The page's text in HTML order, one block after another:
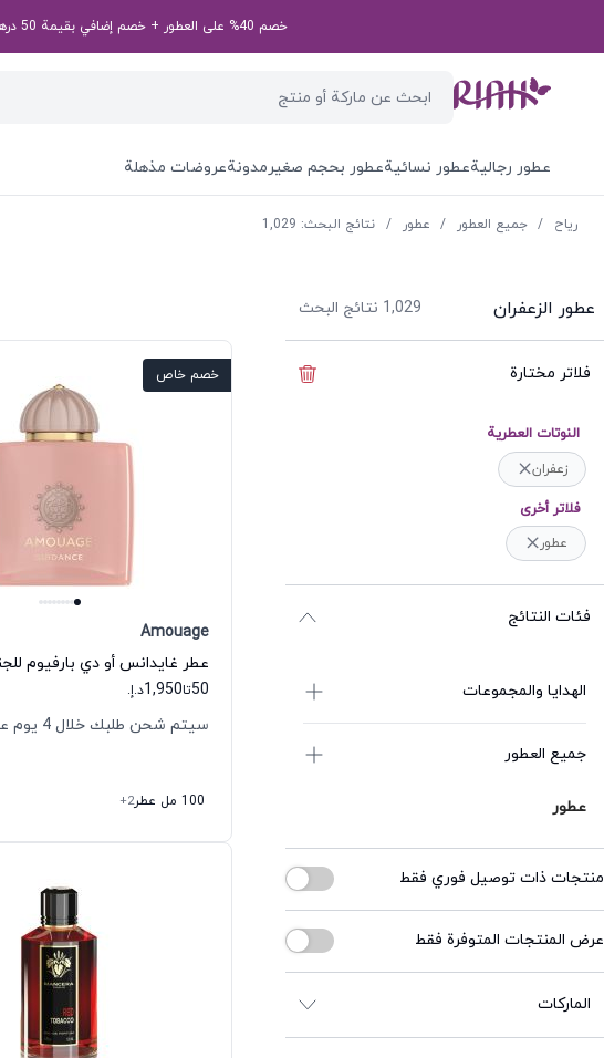
خصم 40% على العطور + خصم إضافي بقيمة 50 درهم إماراتي على طلبك الأول! رمز الخصم الخاص بك: first50aed
عطور رجاليةعطور نسائيةعطور بحجم صغيرمدونةعروضات مذهلة
ریاح / جميع العطور / عطور / نتائج البحث: 1,029
عطور الزعفران 1,029 نتائج البحث
فلاتر مختارة
النوتات العطرية
زعفران
فلاتر أخرى
عطور
فئات النتائج
الهدايا والمجموعات
جميع العطور
عطور
منتجات ذات توصيل فوري فقط
عرض المنتجات المتوفرة فقط
الماركات
خصم خاص
Amouage
عطر غايدانس أو دي بارفيوم
50تا1,950د.إ.
سيتم شحن طلبك خلال 4 يوم عمل
100 مل عطر
+2